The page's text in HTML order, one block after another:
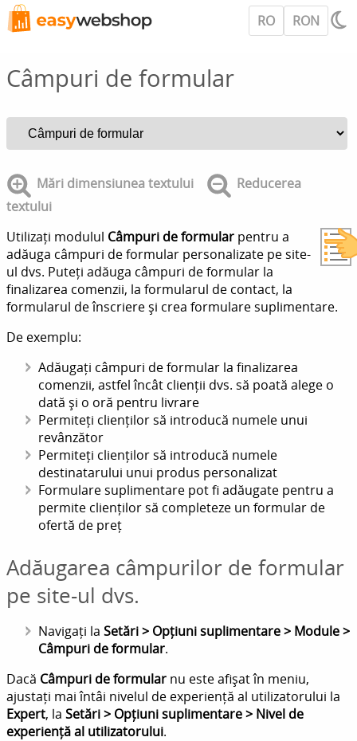
RO RON
Câmpuri de formular
Mări dimensiunea textului
Reducerea
textului
Utilizați modulul Câmpuri de formular pentru a
adăuga câmpuri de formular personalizate pe site-
ul dvs. Puteți adăuga câmpuri de formular la
finalizarea comenzii, la formularul de contact, la
formularul de înscriere și crea formulare suplimentare.
De exemplu:
Adăugați câmpuri de formular la finalizarea
comenzii, astfel încât clienții dvs. să poată alege o
dată și o oră pentru livrare
Permiteți clienților să introducă numele unui
revânzător
Permiteți clienților să introducă numele
destinatarului unui produs personalizat
Formulare suplimentare pot fi adăugate pentru a
permite clienților să completeze un formular de
ofertă de preț
Adăugarea câmpurilor de formular
pe site-ul dvs.
Navigați la Setări > Opțiuni suplimentare > Module >
Câmpuri de formular.
Dacă Câmpuri de formular nu este afișat în meniu,
ajustați mai întâi nivelul de experiență al utilizatorului la
Expert, la Setări > Opțiuni suplimentare > Nivel de
experiență al utilizatorului.